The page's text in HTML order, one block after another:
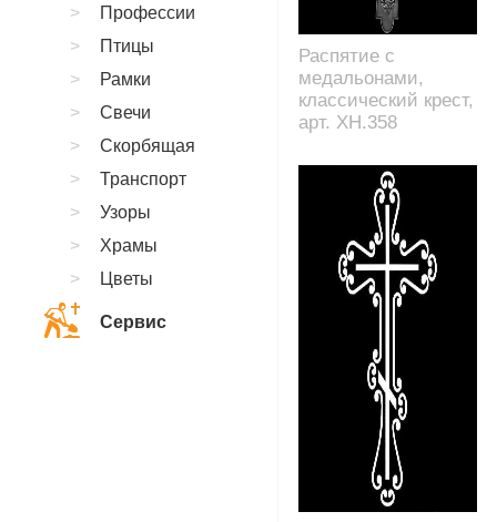
Распятие с
медальонами,
классический крест,
арт. XH.358
Профессии
Птицы
Рамки
Свечи
Скорбящая
Транспорт
Узоры
Храмы
Цветы
Сервис